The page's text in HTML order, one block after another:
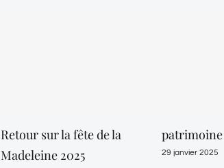
Retour sur la fête de la
Madeleine 2025
patrimoine
29 janvier 2025